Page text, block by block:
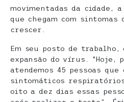
movimentadas da cidade,
que chegam com sintomas
crescer.
Em seu posto de trabalho,
expansão do vírus. “Hoje,
atendemos 45 pessoas
sintomáticos
oito a dez dias essas